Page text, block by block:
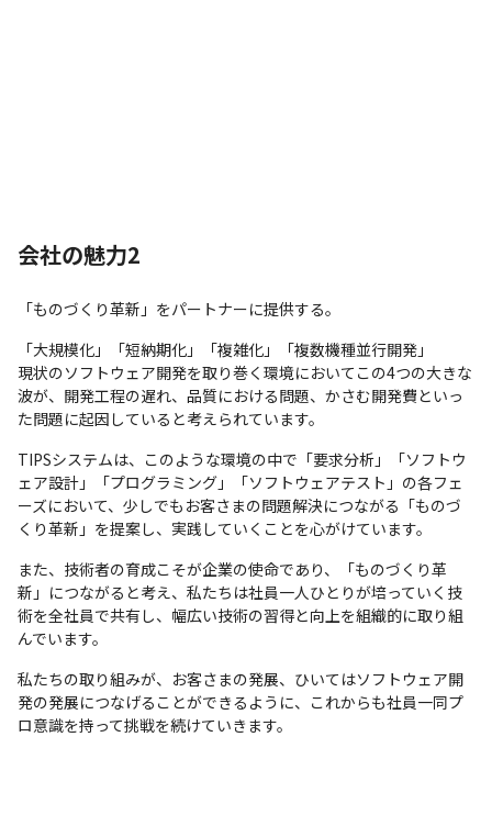
会社の魅力2
「ものづくり革新」をパートナーに提供する。
「大規模化」「短納期化」「複雑化」「複数機種並行開発」
現状のソフトウェア開発を取り巻く環境においてこの4つの大きな
波が、開発工程の遅れ、品質における問題、かさむ開発費といっ
た問題に起因していると考えられています。
TIPSシステムは、このような環境の中で「要求分析」「ソフトウ
ェア設計」「プログラミング」「ソフトウェアテスト」の各フェ
ーズにおいて、少しでもお客さまの問題解決につながる「ものづ
くり革新」を提案し、実践していくことを心がけています。
また、技術者の育成こそが企業の使命であり、「ものづくり革
新」につながると考え、私たちは社員一人ひとりが培っていく技
術を全社員で共有し、幅広い技術の習得と向上を組織的に取り組
んでいます。
私たちの取り組みが、お客さまの発展、ひいてはソフトウェア開
発の発展につなげることができるように、これからも社員一同プ
ロ意識を持って挑戦を続けていきます。